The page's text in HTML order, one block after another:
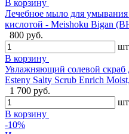
В корзину
Лечебное мыло для
кислотой - Meishoku Bigan
800 руб.
шт
В корзину
Увлажняющий солевой скраб
Esteny Salty Scrub Enrich
1 700 руб.
шт
В корзину
-10%